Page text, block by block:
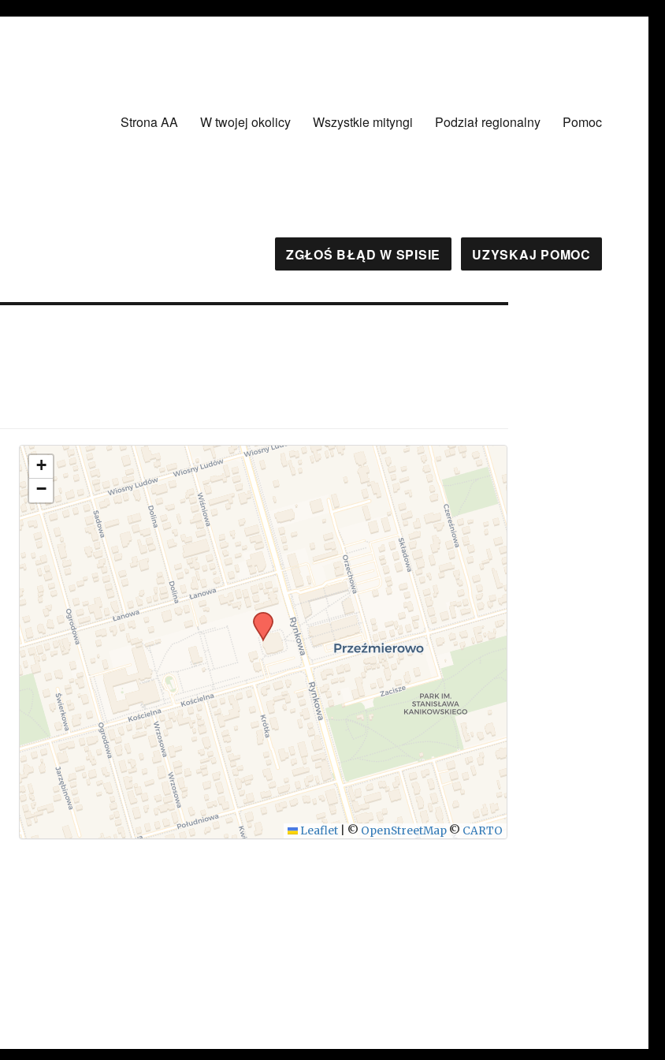
Strona AA W twojej okolicy Wszystkie mityngi Podział regionalny Pomoc
ZGŁOŚ BŁĄD W SPISIE UZYSKAJ POMOC
+
−
Leaflet © OpenStreetMap © CARTO